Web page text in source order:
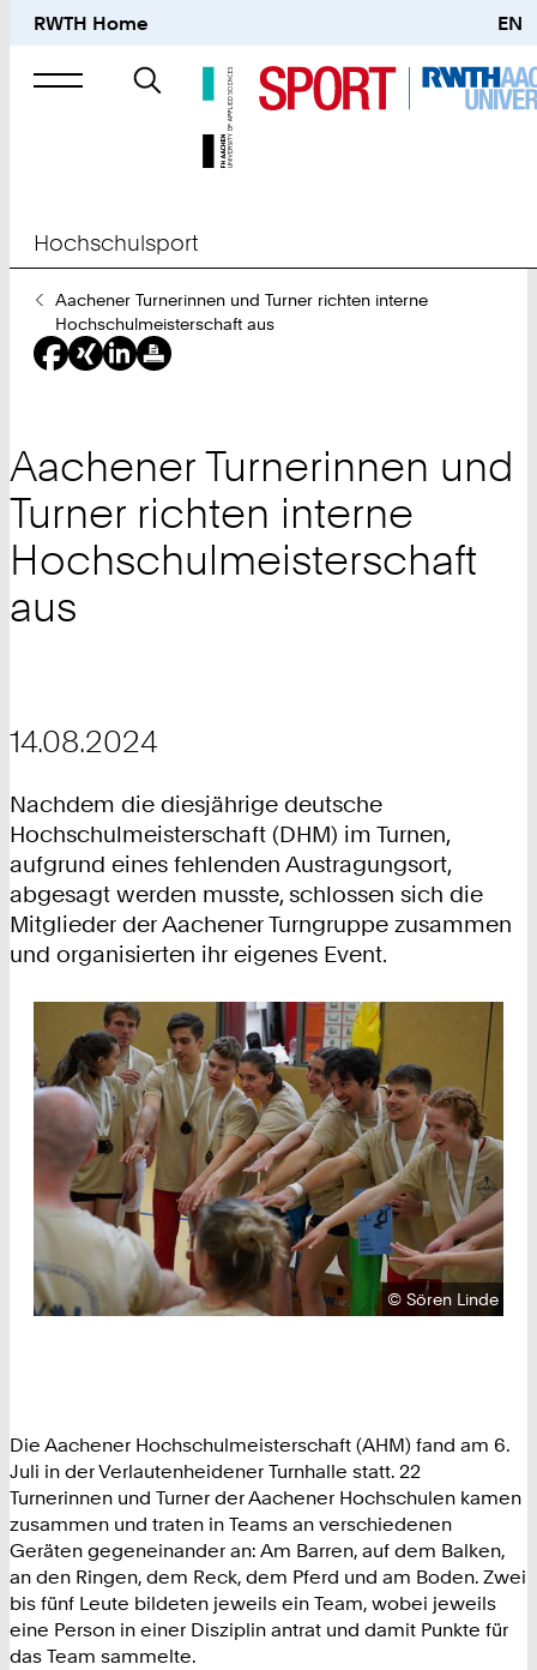
RWTH Home EN
Suche
nach
Hochschulsport
Sie
sind
hier:
Aachener Turnerinnen und Turner richten interne
Hochschulmeisterschaft aus
Aachener Turnerinnen und
Turner richten interne
Hochschulmeisterschaft
aus
14.08.2024
Nachdem die diesjährige deutsche
Hochschulmeisterschaft (DHM) im Turnen,
aufgrund eines fehlenden Austragungsort,
abgesagt werden musste, schlossen sich die
Mitglieder der Aachener Turngruppe zusammen
und organisierten ihr eigenes Event.
Urheberrecht:
©Sören Linde
Die Aachener Hochschulmeisterschaft (AHM) fand am 6.
Juli in der Verlautenheidener Turnhalle statt. 22
Turnerinnen und Turner der Aachener Hochschulen kamen
zusammen und traten in Teams an verschiedenen
Geräten gegeneinander an: Am Barren, auf dem Balken,
an den Ringen, dem Reck, dem Pferd und am Boden. Zwei
bis fünf Leute bildeten jeweils ein Team, wobei jeweils
eine Person in einer Disziplin antrat und damit Punkte für
das Team sammelte.